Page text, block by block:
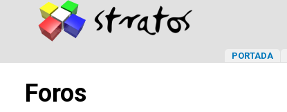
PORTADA
Foros